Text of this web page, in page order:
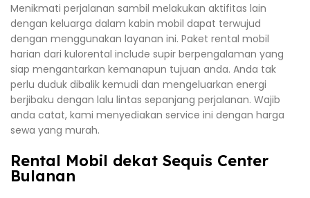
Menikmati perjalanan sambil melakukan aktifitas lain
dengan keluarga dalam kabin mobil dapat terwujud
dengan menggunakan layanan ini. Paket rental mobil
harian dari kulorental include supir berpengalaman yang
siap mengantarkan kemanapun tujuan anda. Anda tak
perlu duduk dibalik kemudi dan mengeluarkan energi
berjibaku dengan lalu lintas sepanjang perjalanan. Wajib
anda catat, kami menyediakan service ini dengan harga
sewa yang murah.
Rental Mobil dekat Sequis Center
Bulanan